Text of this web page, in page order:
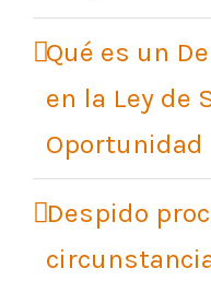
Qué es un
en la Ley de
Oportunidad
Despido